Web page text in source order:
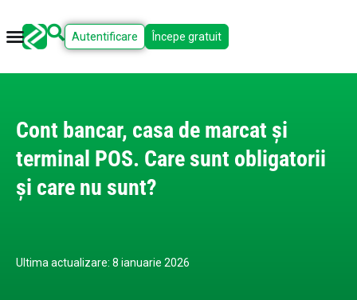
Autentificare Începe gratuit
Cont bancar, casa de marcat și
terminal POS. Care sunt obligatorii
și care nu sunt?
Ultima actualizare: 8 ianuarie 2026